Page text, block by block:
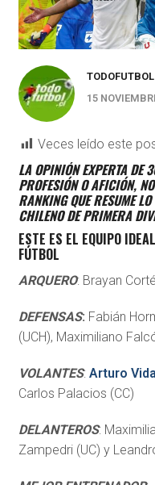
TODOFUTBOL
15
Veces leído este
LA OPINIÓN EXPERTA DE
PROFESIÓN O AFICIÓN,
RANKING QUE RESUME
CHILENO DE PRIMERA
ESTE ES EL EQUIPO
FÚTBOL
ARQUERO: Brayan
DEFENSAS: Fabián
(UCH), Maximiliano
VOLANTES: Arturo
Carlos Palacios (CC)
DELANTEROS:
Zampedri (UC) y